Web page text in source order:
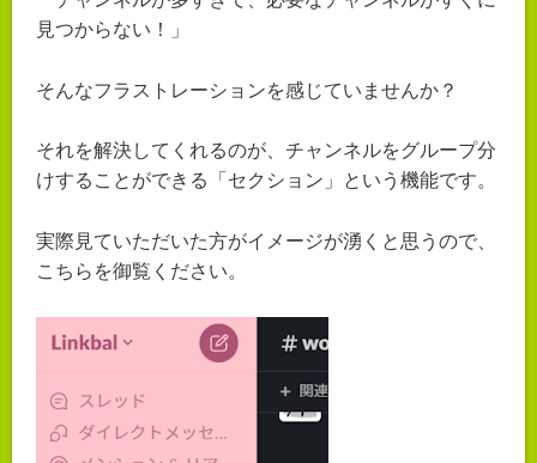
見つからない！」
そんなフラストレーションを感じていませんか？
それを解決してくれるのが、チャンネルをグループ分
けすることができる「セクション」という機能です。
実際見ていただいた方がイメージが湧くと思うので、
こちらを御覧ください。